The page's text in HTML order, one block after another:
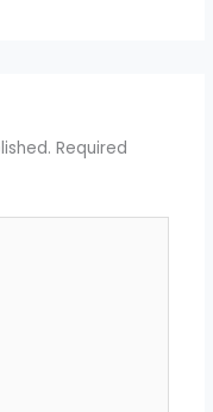
Required